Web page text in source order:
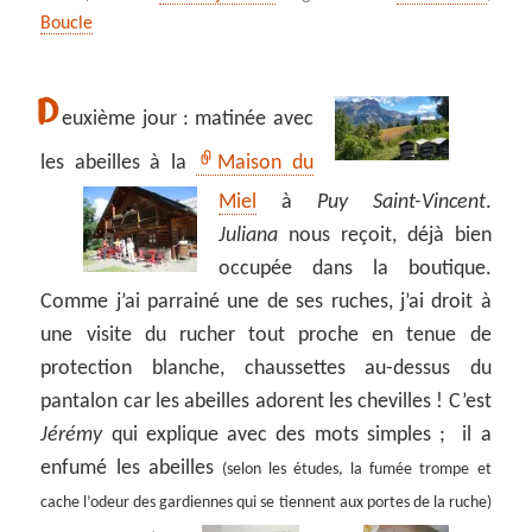
Boucle
Deuxième jour : matinée avec
les abeilles à la
Maison du
Miel
à Puy Saint-Vincent.
Juliana nous reçoit, déjà bien
occupée dans la boutique.
Comme j’ai parrainé une de ses ruches, j’ai droit à
une visite du rucher tout proche en tenue de
protection blanche, chaussettes au-dessus du
pantalon car les abeilles adorent les chevilles ! C’est
Jérémyqui explique avec des mots simples ; il a
enfumé les abeilles (selon les études, la fumée trompe et
cache l’odeur des gardiennes qui se tiennent aux portes de la ruche)